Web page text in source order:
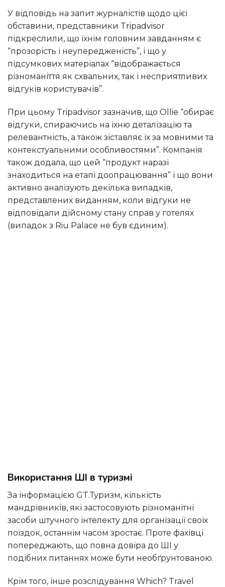
У відповідь на запит журналістів щодо цієї
обставини, представники Tripadvisor
підкреслили, що їхнім головним завданням є
“прозорість і неупередженість”, і що у
підсумкових матеріалах “відображається
різноманіття як схвальних, так і несприятливих
відгуків користувачів”.
При цьому Tripadvisor зазначив, що Ollie “обирає
відгуки, спираючись на їхню деталізацію та
релевантність, а також зіставляє їх за мовними та
контекстуальними особливостями”. Компанія
також додала, що цей “продукт наразі
знаходиться на етапі доопрацювання” і що вони
активно аналізують декілька випадків,
представлених виданням, коли відгуки не
відповідали дійсному стану справ у готелях
(випадок з Riu Palace не був єдиним).
Використання ШІ в туризмі
За інформацією GT.Туризм, кількість
мандрівників, які застосовують різноманітні
засоби штучного інтелекту для організації своїх
поїздок, останнім часом зростає. Проте фахівці
попереджають, що повна довіра до ШІ у
подібних питаннях може бути необґрунтованою.
Крім того, інше розслідування Which? Travel